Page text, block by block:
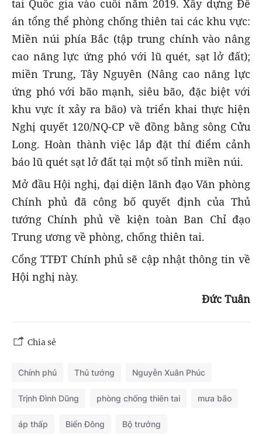
tai Quốc gia vào cuối năm 2019. Xây dựng Đề
án tổng thể phòng chống thiên tai các khu vực:
Miền núi phía Bắc (tập trung chính vào nâng
cao năng lực ứng phó với lũ quét, sạt lở đất);
miền Trung, Tây Nguyên (Nâng cao năng lực
ứng phó với bão mạnh, siêu bão, đặc biệt với
khu vực ít xảy ra bão) và triển khai thực hiện
Nghị quyết 120/NQ-CP về đồng bằng sông Cửu
Long.Hoàn thành việc lắp đặt thí điểm cảnh
báo lũ quét sạt lở đất tại một số tỉnh miền núi.
Mở đầu Hội nghị, đại diện lãnh đạo Văn phòng
Chính phủ đã công bố quyết định của Thủ
tướng Chính phủ về kiện toàn Ban Chỉ đạo
Trung ương về phòng, chống thiên tai.
Cổng TTĐT Chính phủ sẽ cập nhật thông tin về
Hội nghị này.
Đức Tuân
Chia sẻ
Chính phủ Thủ tướng Nguyễn Xuân Phúc
Trịnh Đình Dũng phòng chống thiên tai mưa bão
áp thấp Biển Đông Bộ trưởng